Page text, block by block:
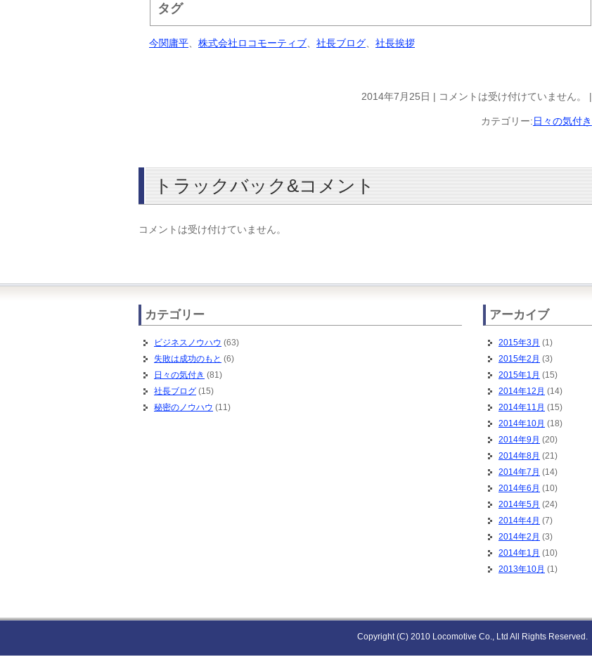
タグ
今関庸平 株式会社ロコモーティブ 社長ブログ 社長挨拶
2014年7月25日 | コメントは受け付けていません。 |
カテゴリー:日々の気付き
トラックバック&コメント
コメントは受け付けていません。
カテゴリー
ビジネスノウハウ (63)
失敗は成功のもと (6)
日々の気付き (81)
社長ブログ (15)
秘密のノウハウ (11)
アーカイブ
2015年3月 (1)
2015年2月 (3)
2015年1月 (15)
2014年12月 (14)
2014年11月 (15)
2014年10月 (18)
2014年9月 (20)
2014年8月 (21)
2014年7月 (14)
2014年6月 (10)
2014年5月 (24)
2014年4月 (7)
2014年2月 (3)
2014年1月 (10)
2013年10月 (1)
Copyright (C) 2010 Locomotive Co., Ltd All Rights Reserved.